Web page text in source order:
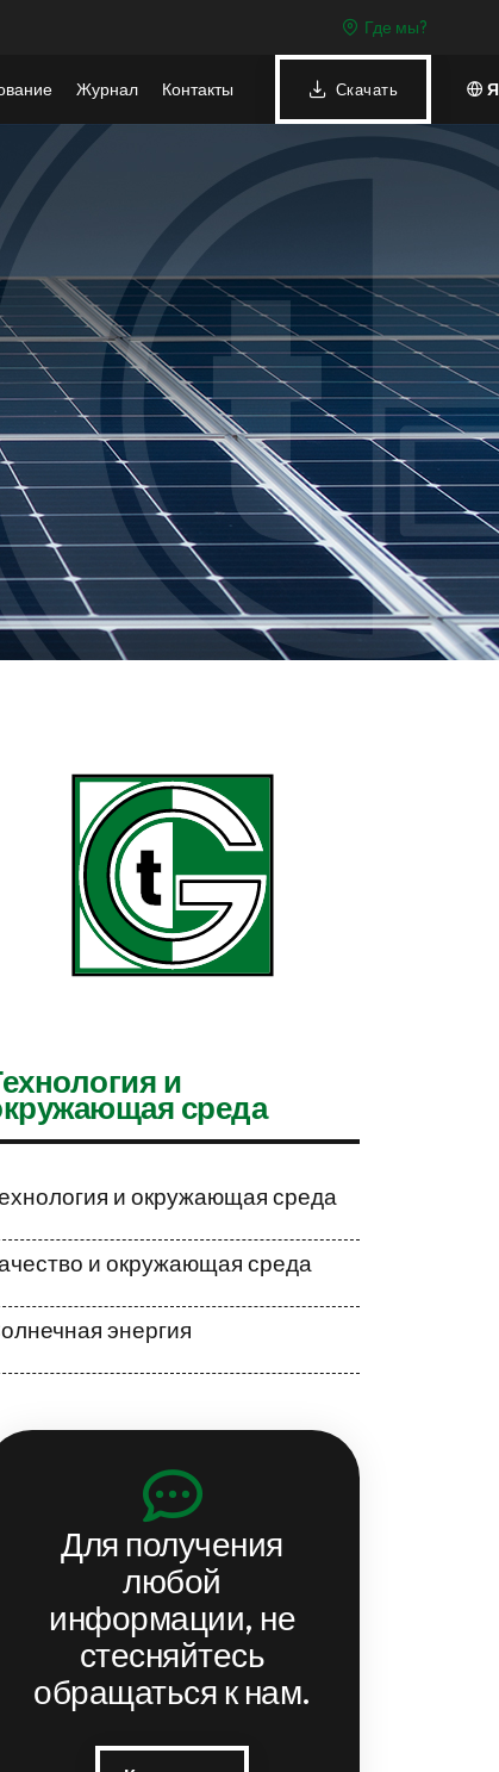
Где мы?
Журнал Контакты Скачать
и
среда
и окружающая среда
и окружающая среда
энергия
Для получения
любой
информации, не
стесняйтесь
обращаться к нам.